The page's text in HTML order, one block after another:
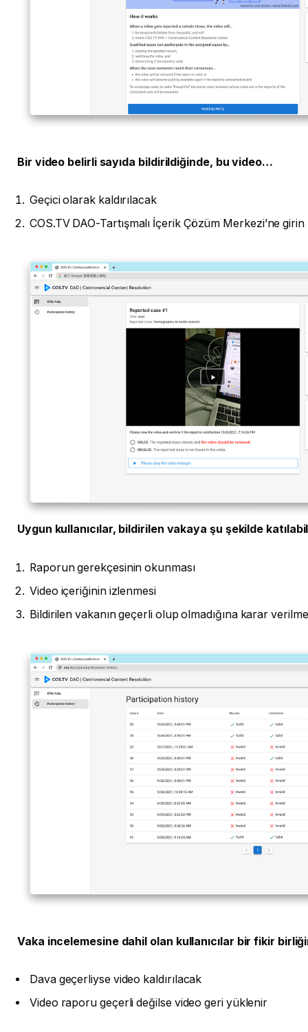
Bir video belirli sayıda bildirildiğinde, bu video…
Geçici olarak kaldırılacak
COS.TV DAO-Tartışmalı İçerik Çözüm Merkezi’ne girin
Uygun kullanıcılar, bildirilen vakaya şu şekilde
Raporun gerekçesinin okunması
Video içeriğinin izlenmesi
Bildirilen vakanın geçerli olup olmadığına karar
Vaka incelemesine dahil olan kullanıcılar bir fikir
Dava geçerliyse video kaldırılacak
Video raporu geçerli değilse video geri yüklenir